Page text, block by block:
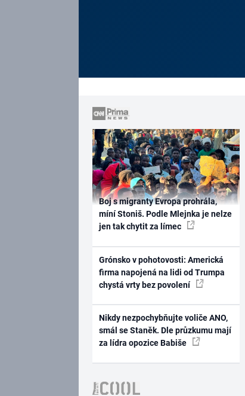
Boj s migranty Evropa prohrála,
míní Stoniš. Podle Mlejnka je nelze
jen tak chytit za límec
Grónsko v pohotovosti: Americká
firma napojená na lidi od Trumpa
chystá vrty bez povolení
Nikdy nezpochybňujte voliče ANO,
smál se Staněk. Dle průzkumu mají
za lídra opozice Babiše